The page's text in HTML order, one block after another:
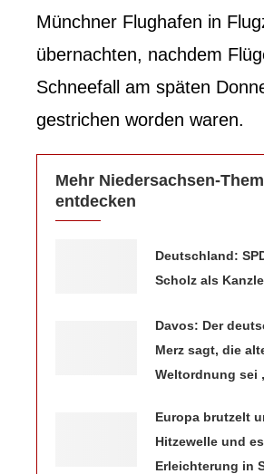
Münchner Flughafen in
übernachten, nachdem
Schneefall am späten
gestrichen worden waren.
Mehr Niedersachsen-
entdecken
Deutschland:
Scholz als
Davos: Der
Merz sagt, die
Weltordnung sei
Europa brutzelt
Hitzewelle und
Erleichterung in